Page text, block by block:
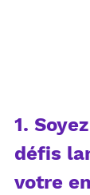
1.
défis
votre